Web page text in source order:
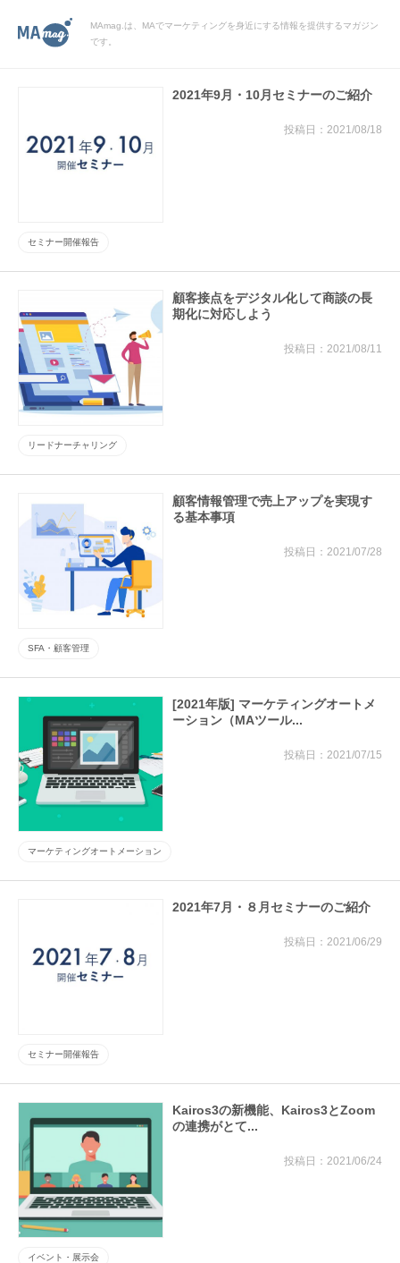
MAmag.は、MAでマーケティングを身近にする情報を提供するマガジン
です。
2021年9月・10月セミナーのご紹介
2021/08/18
セミナー開催報告
顧客接点をデジタル化して商談の長
期化に対応しよう
2021/08/11
リードナーチャリング
顧客情報管理で売上アップを実現す
る基本事項
2021/07/28
SFA・顧客管理
[2021年版] マーケティングオートメ
ーション（MAツール...
2021/07/15
マーケティングオートメーション
2021年7月・８月セミナーのご紹介
2021/06/29
セミナー開催報告
Kairos3の新機能、Kairos3とZoom
の連携がとて...
2021/06/24
イベント・展示会